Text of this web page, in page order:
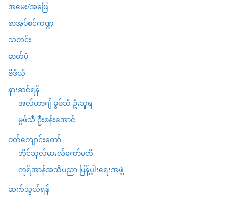
အမေး/အဖြေ
စာအုပ်စင်ကဏ္ဍ
သတင်း
ဓာတ်ပုံ
ဗီဒီယို
နားဆင်ရန်
အလ်ဟာဂျ် မွဖ်သီ ဦးသူရ
မွဖ်သီ ဦးစန်းအောင်
ဝတ်ကျောင်းတော်
ဘိုင်သုလ်မားလ်ကော်မတီ
ကုရ်အာန်အသိပညာ ပြန့်ပွါးရေးအဖွဲ့
ဆက်သွယ်ရန်